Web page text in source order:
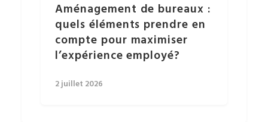
Aménagement de bureaux :
quels éléments prendre en
compte pour maximiser
l’expérience employé?
2 juillet 2026